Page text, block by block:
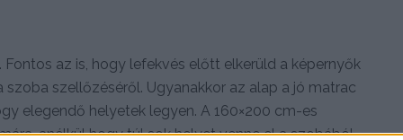
az is, hogy lefekvés előtt elkerüld a képernyők
szellőzéséről. Ugyanakkor az alap a jó matrac
elegendő helyetek legyen. A 160×200 cm-es
anélkül hogy túl sok helyet venne el a szobából.